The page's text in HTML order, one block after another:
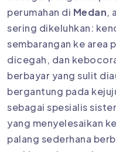
perumahan di Medan,
sering dikeluhkan:
sembarangan ke area
dicegah, dan
berbayar yang sulit
bergantung pada
sebagai spesialis
yang menyelesaikan
palang sederhana